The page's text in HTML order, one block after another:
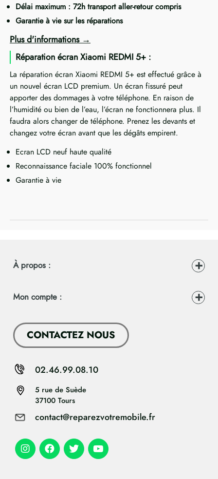
Délai maximum : 72h transport aller-retour compris
Garantie à vie sur les réparations
Plus d'informations
Réparation écran Xiaomi REDMI 5+ :
La réparation écran Xiaomi REDMI 5+ est effectué grâce à
un nouvel écran LCD premium. Un écran fissuré peut
apporter des dommages à votre téléphone. En raison de
l’humidité ou bien de l’eau, l’écran ne fonctionnera plus. Il
faudra alors changer de téléphone. Prenez les devants et
changez votre écran avant que les dégâts empirent.
Ecran LCD neuf haute qualité
Reconnaissance faciale 100% fonctionnel
Garantie à vie
À propos :
Mon compte :
CONTACTEZ NOUS
5 rue de Suède
37100 Tours
contact@reparezvotremobile.fr
02.46.99.08.10